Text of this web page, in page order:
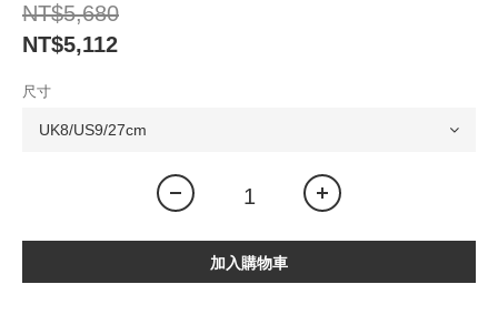
NT$5,680
NT$5,112
尺寸
加入購物車